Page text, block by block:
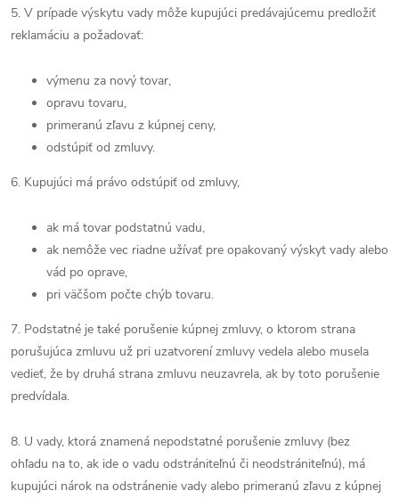
5. V prípade výskytu vady môže kupujúci predávajúcemu predložiť
reklamáciu a požadovať:
výmenu za nový tovar,
opravu tovaru,
primeranú zľavu z kúpnej ceny,
odstúpiť od zmluvy.
6. Kupujúci má právo odstúpiť od zmluvy,
ak má tovar podstatnú vadu,
ak nemôže vec riadne užívať pre opakovaný výskyt vady alebo
vád po oprave,
pri väčšom počte chýb tovaru.
7. Podstatné je také porušenie kúpnej zmluvy, o ktorom strana
porušujúca zmluvu už pri uzatvorení zmluvy vedela alebo musela
vedieť, že by druhá strana zmluvu neuzavrela, ak by toto porušenie
predvídala.
8. U vady, ktorá znamená nepodstatné porušenie zmluvy (bez
ohľadu na to, ak ide o vadu odstrániteľnú či neodstrániteľnú), má
kupujúci nárok na odstránenie vady alebo primeranú zľavu z kúpnej